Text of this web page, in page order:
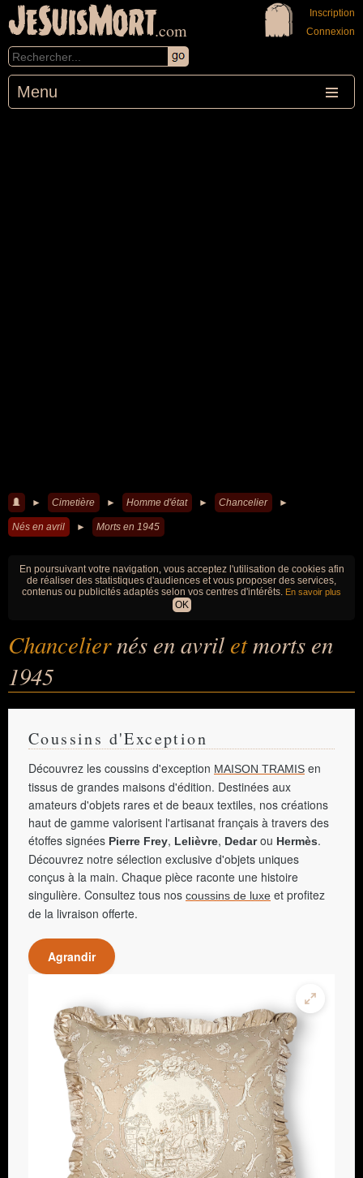
JeSuisMort.com
Menu
Inscription
Connexion
► Cimetière ► Homme d'état ► Chancelier ►
Nés en avril ► Morts en 1945
En poursuivant votre navigation, vous acceptez l'utilisation de cookies afin
de réaliser des statistiques d'audiences et vous proposer des services,
contenus ou publicités adaptés selon vos centres d'intérêts. En savoir plus
OK
Chanceliernés en avril etmorts en
1945
Coussins d'Exception
Découvrez les coussins d'exception MAISON TRAMIS en
tissus de grandes maisons d'édition. Destinées aux
amateurs d'objets rares et de beaux textiles, nos créations
haut de gamme valorisent l'artisanat français à travers des
étoffes signées Pierre Frey, Lelièvre, Dedarou Hermès.
Découvrez notre sélection exclusive d'objets uniques
conçus à la main. Chaque pièce raconte une histoire
singulière. Consultez tous nos coussins de luxe et profitez
de la livraison offerte.
Agrandir